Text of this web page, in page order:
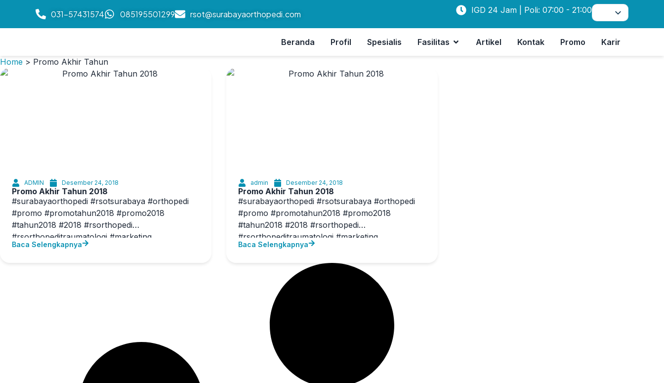
031-57431574 085195501299 rsot@surabayaorthopedi.com IGD 24 Jam | Poli: 07:00 - 21:00
Beranda Profil Spesialis Fasilitas Artikel Kontak Promo
Karir
Home > Promo Akhir Tahun
ADMIN Desember 24, 2018
Promo Akhir Tahun 2018
#surabayaorthopedi #rsotsurabaya #orthopedi
#promo #promotahun2018 #promo2018
#tahun2018 #2018 #rsorthopedi
#rsorthopeditraumatologi #marketing
Baca Selengkapnya
admin Desember 24, 2018
Promo Akhir Tahun 2018
#surabayaorthopedi #rsotsurabaya #orthopedi
#promo #promotahun2018 #promo2018
#tahun2018 #2018 #rsorthopedi
#rsorthopeditraumatologi #marketing
Baca Selengkapnya